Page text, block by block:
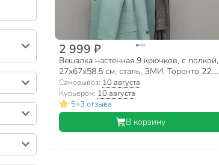
2 999 ₽
Вешалка настенная 9 крючков, с полкой,
27х67х58.5 см, сталь, ЗМИ, Торонто 22,
ВСПТ22 Б, белая
Самовывоз: 10 августа
Курьером: 10 августа
5•3 отзыва
В корзину